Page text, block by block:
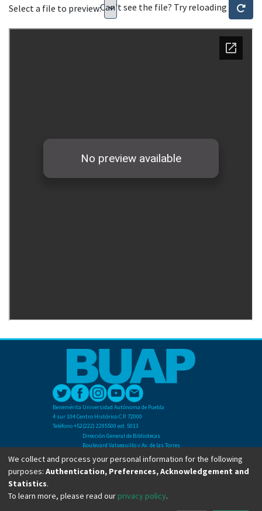
Select a file to preview:Can't see the file? Try reloading
Benemérita Universidad Autónoma de Puebla
4 sur 104 Centro Histórico C.P. 72000
Teléfono +52(222) 2295500 ext. 5013
Dirección General de Bibliotecas
Boulevard Valsequillo y Av. de las Torres
Ciudad Universitaria. Col. San Manuel
C.P. 72570
Teléfono +52 (222) 2295500 Ext 2901
We collect and process your personal information for the following
purposes: Authentication, Preferences, Acknowledgement and
Statistics.
To learn more, please read our privacy policy.